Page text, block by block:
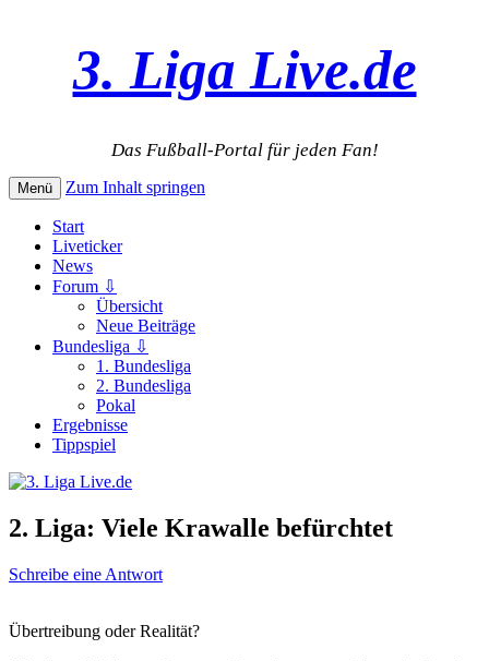
3. Liga Live.de
Das Fußball-Portal für jeden Fan!
Menü Zum Inhalt springen
Start
Liveticker
News
Forum ⇩
Übersicht
Neue Beiträge
Bundesliga ⇩
1. Bundesliga
2. Bundesliga
Pokal
Ergebnisse
Tippspiel
2. Liga: Viele Krawalle befürchtet
Schreibe eine Antwort
Übertreibung oder Realität?